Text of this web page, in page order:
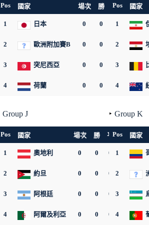
負 淨勝
0 0 0
0 0 0
0 0 0
0 0 0
Pos 國家 場次 勝 平 負 淨勝
1 日本 0 0 0 0 0
2 歐洲附加賽B 0 0 0 0 0
3 突尼西亞 0 0 0
4 荷蘭 0 0 0 0 0
Pos 國家
1
2
3
4
平 負 淨勝
0 0
0 0
0 0 0
0 0
Group J
Pos 國家 場次 勝 平 負 淨勝
1 奧地利 0 0 0 0
2 約旦 0 0 0
3 阿根廷 0 0 0 0
4 阿爾及利亞 0 0 0
Group K
Pos 國家
1
2
3
4